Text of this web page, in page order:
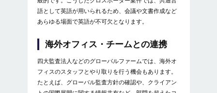
語として英語が用いられるため、会議や文書作成など
あらゆる場面で英語が不可欠となります。
海外オフィス・チームとの連携
四大監査法人などのグローバルファームでは、海外オ
フィスのスタッフとやり取りを行う機会もあります。
たとえば、グローバル監査方針の確認や、クライアン